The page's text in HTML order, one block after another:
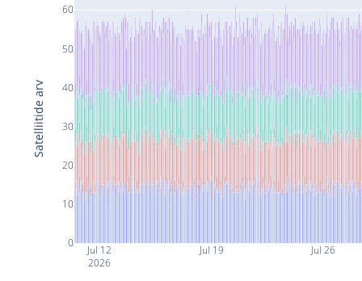
Jul 12
2026
Jul 19 Jul 26
0
10
20
30
40
50
60
Satelliitide arv